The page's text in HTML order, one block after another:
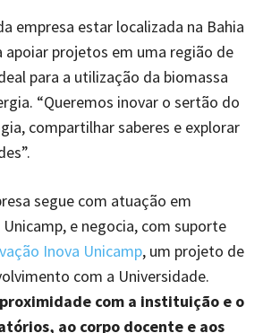
empresa estar localizada na Bahia
apoiar projetos em uma região de
para a utilização da biomassa
“Queremos inovar o sertão do
compartilhar saberes e explorar
segue com atuação em
Unicamp, e negocia, com suporte
Inova Unicamp, um projeto de
com a Universidade.
com a instituição e o
ao corpo docente e aos